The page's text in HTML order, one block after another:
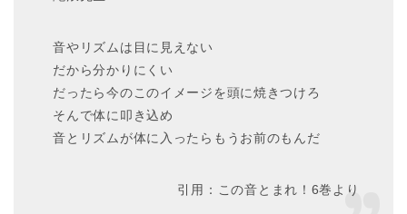
音やリズムは目に見えない
だから分かりにくい
だったら今のこのイメージを頭に焼きつけろ
そんで体に叩き込め
音とリズムが体に入ったらもうお前のもんだ
引用：この音とまれ！6巻より